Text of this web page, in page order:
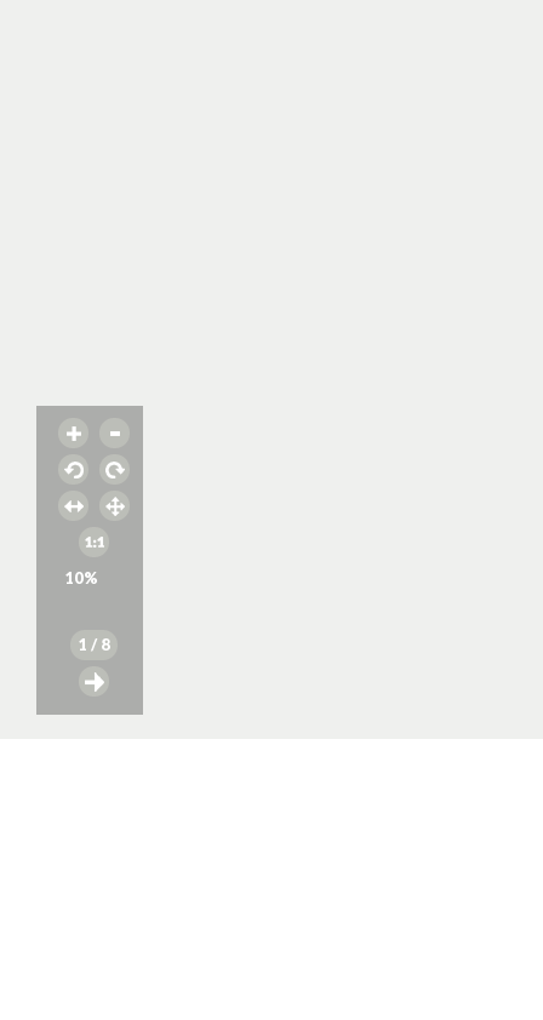
10%
1 / 8